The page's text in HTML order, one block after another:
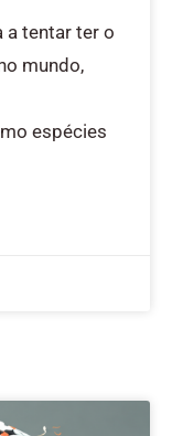
a tentar ter o
mundo,
espécies